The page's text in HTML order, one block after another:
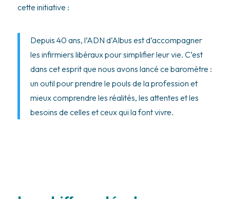
cette initiative :
Depuis 40 ans, l’ADN d’Albus est d’accompagner
les infirmiers libéraux pour simplifier leur vie. C’est
dans cet esprit que nous avons lancé ce baromètre :
un outil pour prendre le pouls de la profession et
mieux comprendre les réalités, les attentes et les
besoins de celles et ceux qui la font vivre.